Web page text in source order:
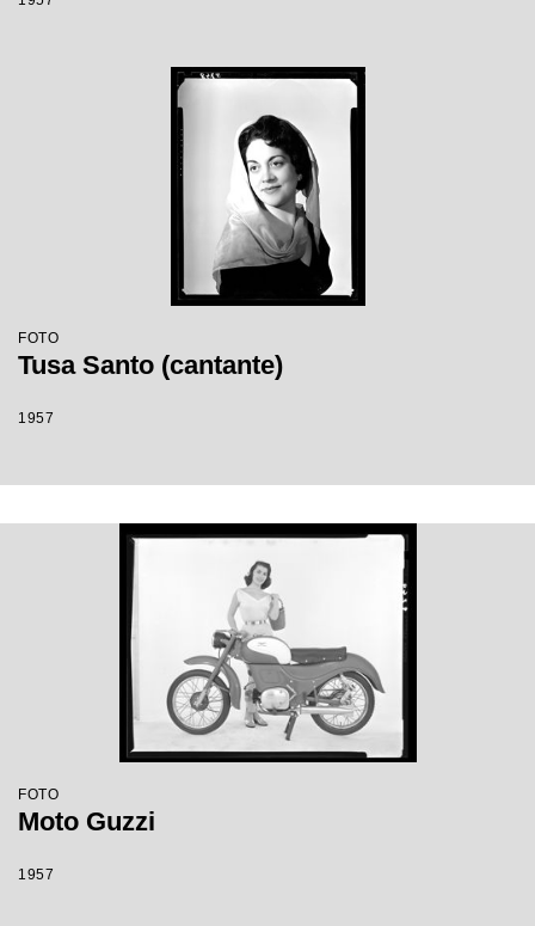
FOTO
Tusa Santo (cantante)
1957
FOTO
Moto Guzzi
1957